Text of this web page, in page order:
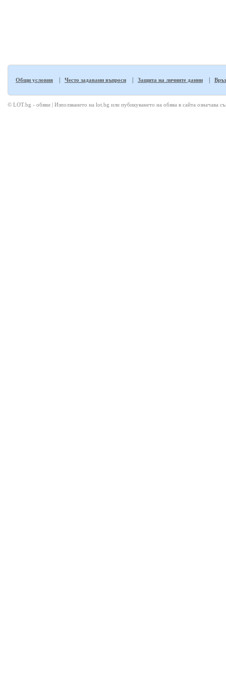
Общи условия Често задавани въпроси Защита на личните данни
© LOT.bg - обяви | Използването на lot.bg или пубикуването на обява в сайта означава